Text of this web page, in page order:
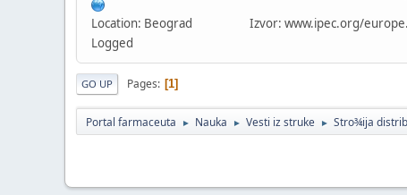
Location: Beograd
Logged
Izvor: www.ipec.org/
GO UP Pages 1
Portal farmaceuta ► Nauka ► Vesti iz struke ► Stro¾ija